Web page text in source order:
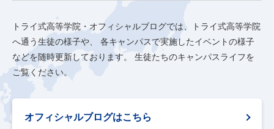
トライ式高等学院・オフィシャルブログでは、トライ式高等学院
へ通う生徒の様子や、
各キャンパスで実施したイベントの様子
などを随時更新しております。
生徒たちのキャンパスライフを
ご覧ください。
オフィシャルブログはこちら